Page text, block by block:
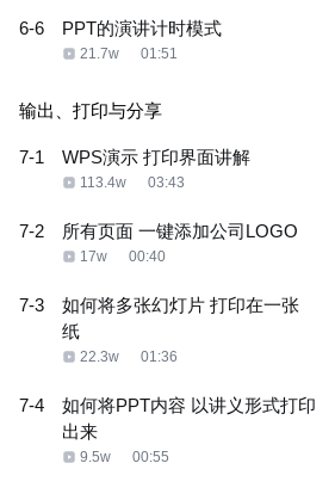
6-6 PPT的演讲计时模式
21.7w 01:51
输出、打印与分享
7-1 WPS演示 打印界面讲解
113.4w 03:43
7-2 所有页面 一键添加公司LOGO
17w 00:40
7-3
如何将多张幻灯片 打印在一张
纸
22.3w 01:36
7-4
如何将PPT内容 以讲义形式打印
出来
9.5w 00:55